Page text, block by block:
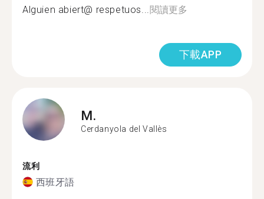
Alguien abiert@ respetuos...閱讀更多
下載APP
M.
Cerdanyola del Vallès
流利
西班牙語